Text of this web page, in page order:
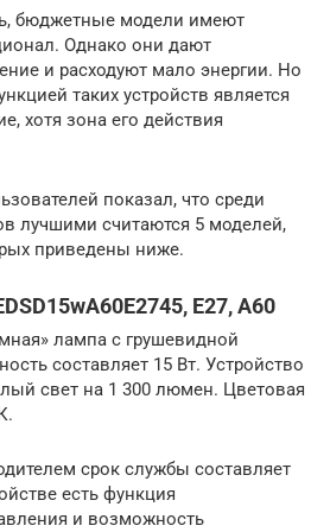
бюджетные модели имеют
Однако они дают
и расходуют мало энергии. Но
таких устройств является
хотя зона его действия
показал, что среди
лучшими считаются 5 моделей,
приведены ниже.
E27, A60
лампа с грушевидной
составляет 15 Вт. Устройство
свет на 1 300 люмен. Цветовая
срок службы составляет
есть функция
и возможность